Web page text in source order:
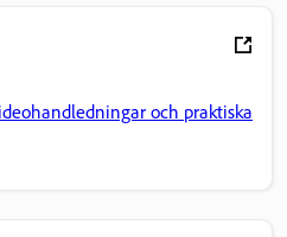
och praktiska